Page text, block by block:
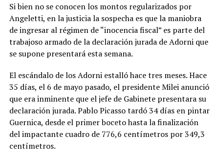
Si bien no se conocen los montos regularizados por
Angeletti, en la justicia la sospecha es que la maniobra
de ingresar al régimen de “inocencia fiscal” es parte del
trabajoso armado de la declaración jurada de Adorni que
se supone presentará esta semana.
El escándalo de los Adorni estalló hace tres meses. Hace
35 días, el 6 de mayo pasado, el presidente Milei anunció
que era inminente que el jefe de Gabinete presentara su
declaración jurada. Pablo Picasso tardó 34 días en pintar
Guernica, desde el primer boceto hasta la finalización
del impactante cuadro de 776,6 centímetros por 349,3
centímetros.